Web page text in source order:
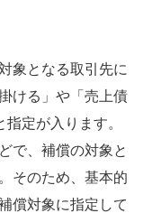
象となる取引先に
ける」や「売上債
定が入ります。
で、補償の対象と
そのため、基本的
償対象に指定して